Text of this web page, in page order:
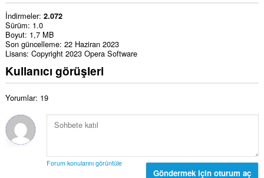
İndirmeler 2.072
Sürüm 1.0
Boyut 1,7 MB
Son güncelleme 22 Haziran 2023
Lisans Copyright 2023 Opera Software
Kullanıcı görüşleri
Yorumlar: 19
Forum konularını görüntüle
Göndermek için oturum aç